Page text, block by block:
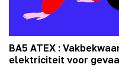
BA5 ATEX :
elektriciteit voor